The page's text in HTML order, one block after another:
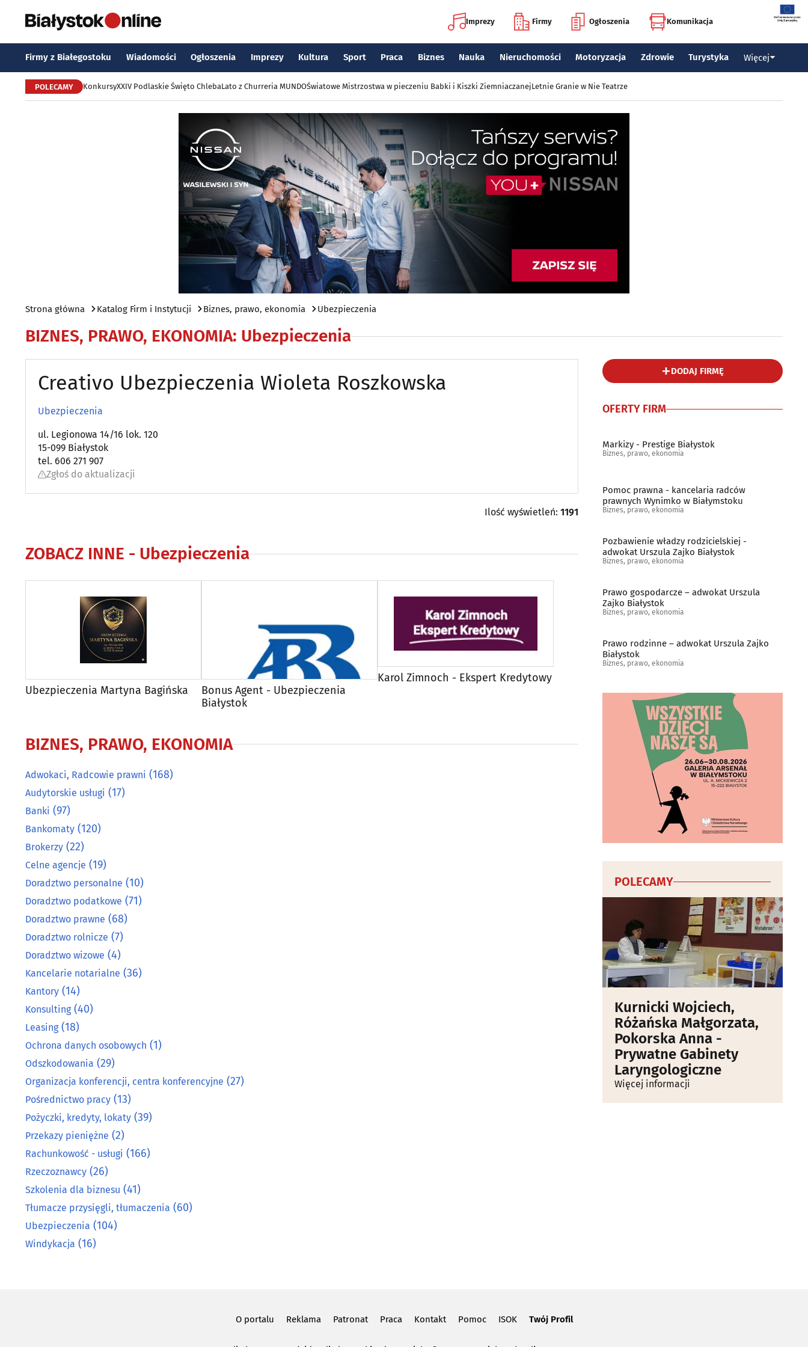
Imprezy Firmy Ogłoszenia Komunikacja
Firmy z Białegostoku Wiadomości Ogłoszenia Imprezy Kultura Sport Praca Biznes Nauka Nieruchomości Motoryzacja Zdrowie Turystyka Więcej
POLECAMY KonkursyXXIV Podlaskie Święto ChlebaLato z Churreria MUNDOŚwiatowe Mistrzostwa w pieczeniu Babki i Kiszki ZiemniaczanejLetnie Granie w Nie Teatrze
Strona główna Katalog Firm i Instytucji Biznes, prawo, ekonomia Ubezpieczenia
BIZNES, PRAWO, EKONOMIA: Ubezpieczenia
Creativo Ubezpieczenia Wioleta Roszkowska
Ubezpieczenia
ul. Legionowa 14/16 lok. 120
15-099 Białystok
tel. 606 271 907
Zgłoś do aktualizacji
Ilość wyświetleń: 1191
ZOBACZ INNE - Ubezpieczenia
Ubezpieczenia Martyna Bagińska
Bonus Agent - Ubezpieczenia
Białystok
Karol Zimnoch - Ekspert Kredytowy
BIZNES, PRAWO, EKONOMIA
Adwokaci, Radcowie prawni (168)
Audytorskie usługi (17)
Banki (97)
Bankomaty (120)
Brokerzy (22)
Celne agencje (19)
Doradztwo personalne (10)
Doradztwo podatkowe (71)
Doradztwo prawne (68)
Doradztwo rolnicze (7)
Doradztwo wizowe (4)
Kancelarie notarialne (36)
Kantory (14)
Konsulting(40)
Leasing(18)
Ochrona danych osobowych (1)
Odszkodowania (29)
Organizacja konferencji, centra konferencyjne (27)
Pośrednictwo pracy (13)
Pożyczki, kredyty, lokaty (39)
Przekazy pieniężne (2)
Rachunkowość - usługi (166)
Rzeczoznawcy (26)
Szkolenia dla biznesu (41)
Tłumacze przysięgli, tłumaczenia (60)
Ubezpieczenia (104)
Windykacja (16)
DODAJ FIRMĘ
OFERTY FIRM
Markizy - Prestige Białystok
Biznes, prawo, ekonomia
Pomoc prawna - kancelaria radców
prawnych Wynimko w Białymstoku
Biznes, prawo, ekonomia
Pozbawienie władzy rodzicielskiej -
adwokat Urszula Zajko Białystok
Biznes, prawo, ekonomia
Prawo gospodarcze – adwokat Urszula
Zajko Białystok
Biznes, prawo, ekonomia
Prawo rodzinne – adwokat Urszula Zajko
Białystok
Biznes, prawo, ekonomia
POLECAMY
Kurnicki Wojciech,
Różańska Małgorzata,
Pokorska Anna -
Prywatne Gabinety
Laryngologiczne
Więcej informacji
O portalu Reklama Patronat Praca Kontakt Pomoc ISOK Twój Profil